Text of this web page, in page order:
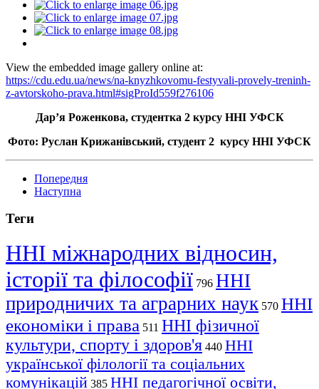
View the embedded image gallery online at:
https://cdu.edu.ua/news/na-knyzhkovomu-festyvali-provely-treninh-
z-avtorskoho-prava.html#sigProId559f276106
Дар’я Роженкова, студентка 2 курсу ННІ УФСК
Фото: Руслан Крижанівський, студент 2 курсу ННІ УФСК
Попередня
Наступна
Теги
ННІ міжнародних відносин,
історії та філософії 796 ННІ
природничих та аграрних наук 570 ННІ
економіки і права 511 ННІ фізичної
культури, спорту і здоров'я 440 ННІ
української філології та соціальних
комунікацій 385 ННІ педагогічної освіти,